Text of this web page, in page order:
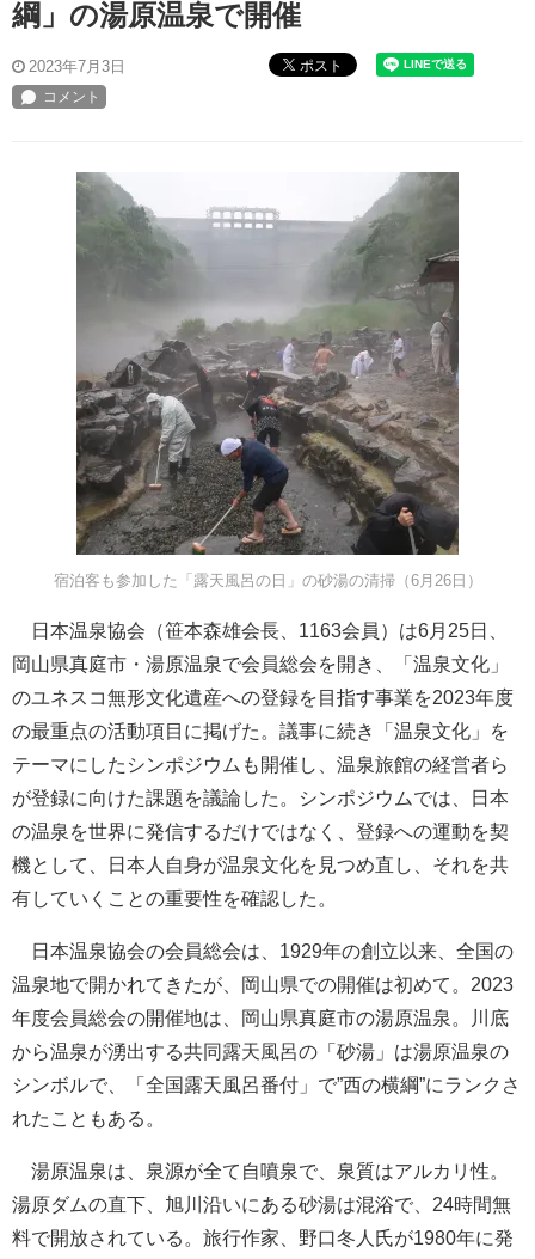
綱」の湯原温泉で開催
2023年7月3日 ポスト
宿泊客も参加した「露天風呂の日」の砂湯の清掃（6月26日）
日本温泉協会（笹本森雄会長、1163会員）は6月25日、
岡山県真庭市・湯原温泉で会員総会を開き、「温泉文化」
のユネスコ無形文化遺産への登録を目指す事業を2023年度
の最重点の活動項目に掲げた。議事に続き「温泉文化」を
テーマにしたシンポジウムも開催し、温泉旅館の経営者ら
が登録に向けた課題を議論した。シンポジウムでは、日本
の温泉を世界に発信するだけではなく、登録への運動を契
機として、日本人自身が温泉文化を見つめ直し、それを共
有していくことの重要性を確認した。
日本温泉協会の会員総会は、1929年の創立以来、全国の
温泉地で開かれてきたが、岡山県での開催は初めて。2023
年度会員総会の開催地は、岡山県真庭市の湯原温泉。川底
から温泉が湧出する共同露天風呂の「砂湯」は湯原温泉の
シンボルで、「全国露天風呂番付」で”西の横綱”にランクさ
れたこともある。
湯原温泉は、泉源が全て自噴泉で、泉質はアルカリ性。
湯原ダムの直下、旭川沿いにある砂湯は混浴で、24時間無
料で開放されている。旅行作家、野口冬人氏が1980年に発